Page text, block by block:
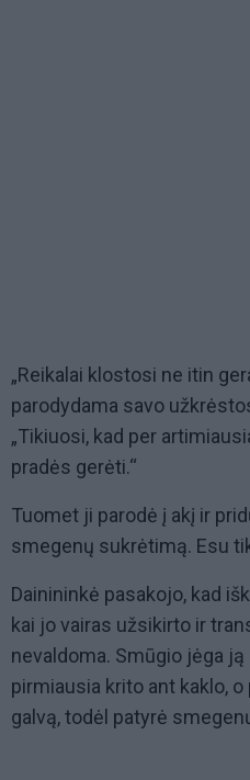
„Reikalai klostosi ne itin
parodydama savo
„Tikiuosi, kad per
pradės gerėti.“
Tuomet ji parodė į akį ir
smegenų sukrėtimą. Esu
Dainininkė pasakojo, kad
kai jo vairas užsikirto ir
nevaldoma. Smūgio jėga
pirmiausia krito ant kaklo,
galvą, todėl patyrė